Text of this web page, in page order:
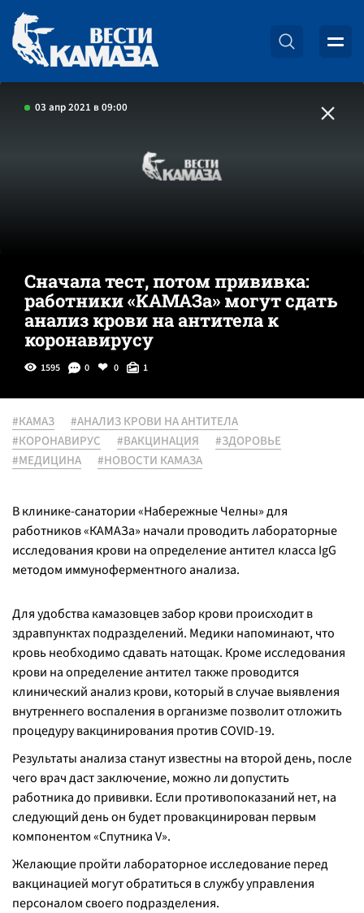
03 апр 2021 в 09:00
Сначала тест, потом прививка:
работники «КАМАЗа» могут сдать
анализ крови на антитела к
коронавирусу
1595 0 0 1
#КАМАЗ
#АНАЛИЗ КРОВИ НА АНТИТЕЛА
#КОРОНАВИРУС
#ВАКЦИНАЦИЯ
#ЗДОРОВЬЕ
#МЕДИЦИНА
#НОВОСТИ КАМАЗА
В клинике-санатории «Набережные Челны» для
работников «КАМАЗа» начали проводить лабораторные
исследования крови на определение антител класса IgG
методом иммуноферментного анализа.
Для удобства камазовцев забор крови происходит в
здравпунктах подразделений. Медики напоминают, что
кровь необходимо сдавать натощак. Кроме исследования
крови на определение антител также проводится
клинический анализ крови, который в случае выявления
внутреннего воспаления в организме позволит отложить
процедуру вакцинирования против COVID-19.
Результаты анализа станут известны на второй день, после
чего врач даст заключение, можно ли допустить
работника до прививки. Если противопоказаний нет, на
следующий день он будет провакцинирован первым
компонентом «Спутника V».
Желающие пройти лабораторное исследование перед
вакцинацией могут обратиться в службу управления
персоналом своего подразделения.